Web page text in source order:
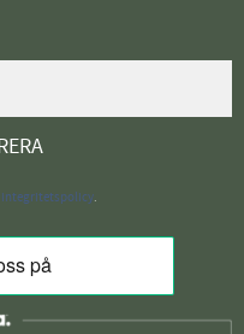
integritetspolicy.